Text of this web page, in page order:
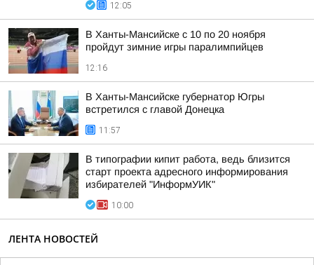
12:05
В Ханты-Мансийске с 10 по 20 ноября
пройдут зимние игры паралимпийцев
12:16
В Ханты-Мансийске губернатор Югры
встретился с главой Донецка
11:57
В типографии кипит работа, ведь близится
старт проекта адресного информирования
избирателей "ИнформУИК"
10:00
ЛЕНТА НОВОСТЕЙ